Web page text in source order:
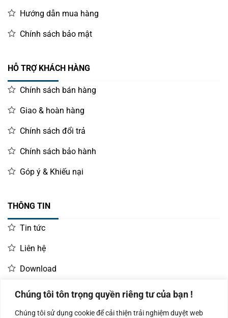
Chúng tôi tôn trọng quyền riêng tư của bạn !
Chúng tôi sử dụng cookie để cải thiện trải nghiệm duyệt web
Hướng dẫn mua hàng
Chính sách bảo mật
HỖ TRỢ KHÁCH HÀNG
Chính sách bán hàng
Giao & hoàn hàng
Chính sách đổi trả
Chính sách bảo hành
Góp ý & Khiếu nại
THÔNG TIN
Tin tức
Liên hệ
Download
LIÊN HỆ MUA HÀNG